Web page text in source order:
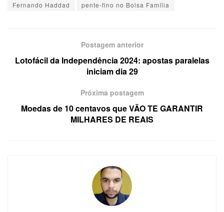
Fernando Haddad
pente-fino no Bolsa Família
Postagem anterior
Lotofácil da Independência 2024: apostas paralelas
iniciam dia 29
Próxima postagem
Moedas de 10 centavos que VÃO TE GARANTIR
MILHARES DE REAIS